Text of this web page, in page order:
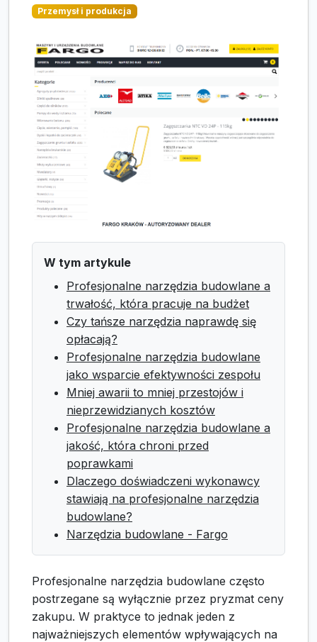
Przemysł i produkcja
W tym artykule
Profesjonalne narzędzia budowlane a
trwałość, która pracuje na budżet
Czy tańsze narzędzia naprawdę się
opłacają?
Profesjonalne narzędzia budowlane
jako wsparcie efektywności zespołu
Mniej awarii to mniej przestojów i
nieprzewidzianych kosztów
Profesjonalne narzędzia budowlane a
jakość, która chroni przed
poprawkami
Dlaczego doświadczeni wykonawcy
stawiają na profesjonalne narzędzia
budowlane?
Narzędzia budowlane - Fargo
Profesjonalne narzędzia budowlane często
postrzegane są wyłącznie przez pryzmat ceny
zakupu. W praktyce to jednak jeden z
najważniejszych elementów wpływających na